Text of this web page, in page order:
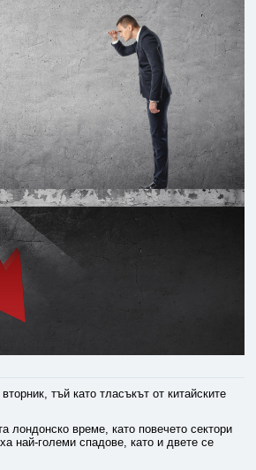
тъй като тласъкът от китайските
лондонско време, като повечето сектори
най-големи спадове, като и двете се